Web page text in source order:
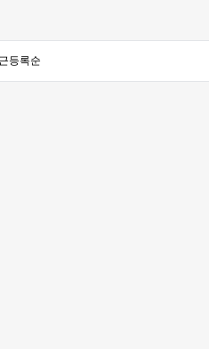
등록순